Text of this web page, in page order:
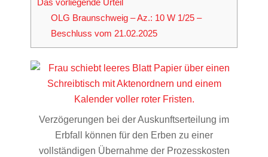
Das vorliegende Urteil
OLG Braunschweig – Az.: 10 W 1/25 –
Beschluss vom 21.02.2025
Verzögerungen bei der Auskunftserteilung im
Erbfall können für den Erben zu einer
vollständigen Übernahme der Prozesskosten